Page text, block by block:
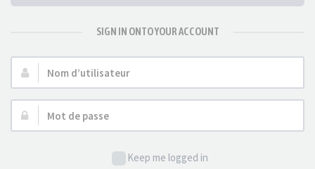
SIGN IN ONTO YOUR ACCOUNT
Nom
d’utilisateur :
Mot
de
Keep me logged in